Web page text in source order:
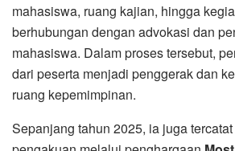
mahasiswa, ruang kajian, hingga
berhubungan dengan advokasi dan
mahasiswa. Dalam proses tersebut,
dari peserta menjadi penggerak dan
ruang kepemimpinan.
Sepanjang tahun 2025, ia juga